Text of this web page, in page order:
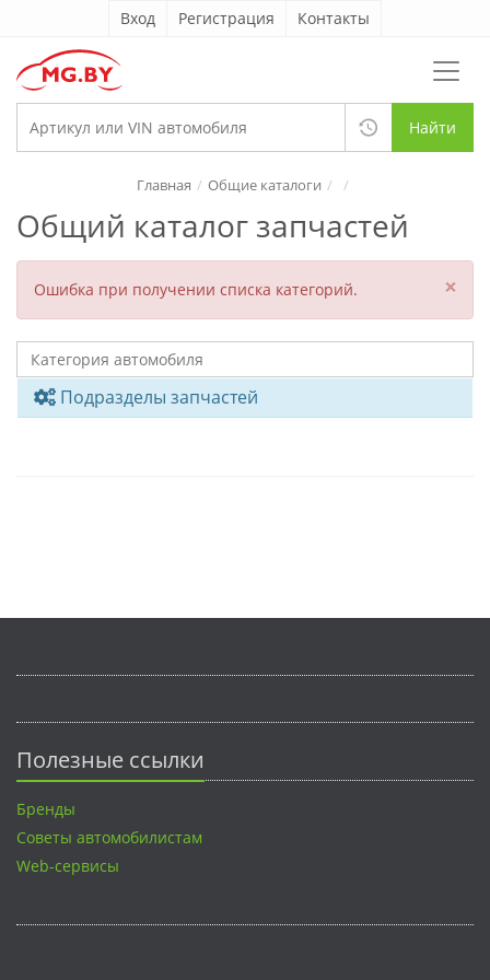
Вход Регистрация Контакты
Найти
Общий каталог запчастей
Главная Общие каталоги
Ошибка при получении списка категорий. ×
Подразделы запчастей
Полезные ссылки
Бренды
Советы автомобилистам
Web-сервисы